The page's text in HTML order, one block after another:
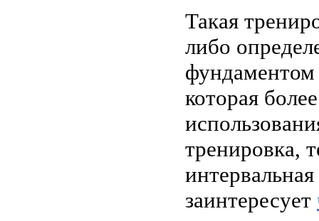
Такая
либо
фундаментом
которая
тренировка,
заинтересует